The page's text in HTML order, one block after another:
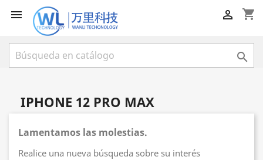
 shopping_cart


IPHONE 12 PRO MAX
Lamentamos las molestias.
Realice una nueva búsqueda sobre su interés